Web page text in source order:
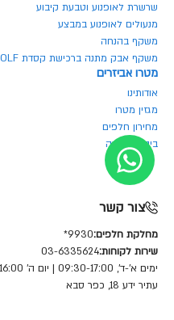
שרשרת לאופנוע וטבעת קיבוע
מנעולים לאופנוע במבצע
משקף בהנחה
משקף אבק מתנה ברכישת קסדת WOLF
מטרו אביזרים
אודותינו
מגזין מטרו
מחירון חלפים
ביטול הזמנה
צור קשר
מחלקת חלפים:9930*
שירות לקוחות:03-6335624
ימים א'-ד', 09:30-17:00 | יום ה' 9:30-16:00
עתיר ידע 18, כפר סבא